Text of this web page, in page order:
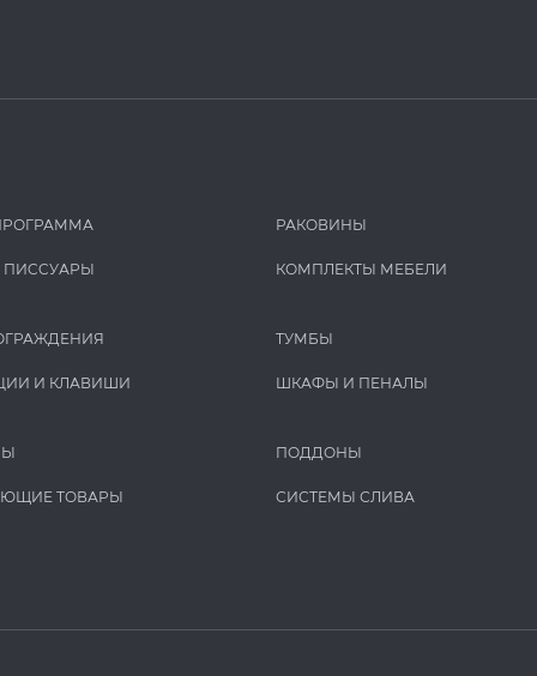
И КЛАВИШИ
ТОВАРЫ
РАКОВИНЫ
КОМПЛЕКТЫ МЕБЕЛИ
ТУМБЫ
ШКАФЫ И ПЕНАЛЫ
ПОДДОНЫ
СИСТЕМЫ СЛИВА